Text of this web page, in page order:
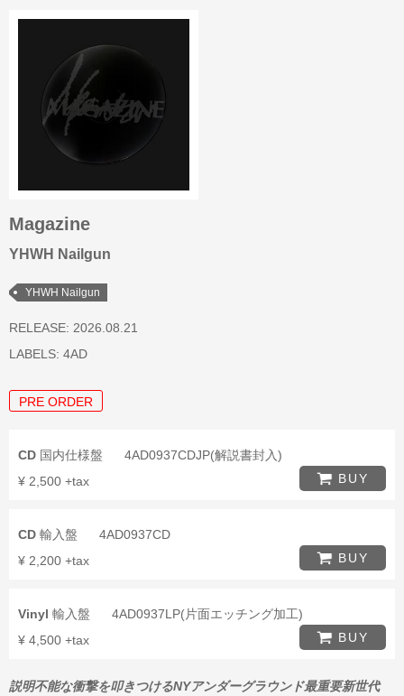
Magazine
YHWH Nailgun
YHWH Nailgun
RELEASE: 2026.08.21
LABELS: 4AD
PRE ORDER
CD 国内仕様盤
4AD0937CDJP(解説書封入)
¥ 2,500 +tax
BUY
CD 輸入盤
4AD0937CD
¥ 2,200 +tax
BUY
Vinyl 輸入盤
4AD0937LP(片面エッチング加工)
¥ 4,500 +tax
BUY
説明不能な衝撃を叩きつけるNYアンダーグラウンド最重要新世代